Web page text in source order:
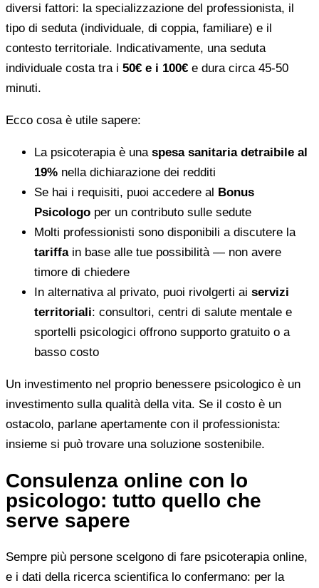
diversi fattori: la specializzazione del professionista, il
tipo di seduta (individuale, di coppia, familiare) e il
contesto territoriale. Indicativamente, una seduta
individuale costa tra i 50€ e i 100€ e dura circa 45-50
minuti.
Ecco cosa è utile sapere:
La psicoterapia è una spesa sanitaria detraibile al
19% nella dichiarazione dei redditi
Se hai i requisiti, puoi accedere al Bonus
Psicologo per un contributo sulle sedute
Molti professionisti sono disponibili a discutere la
tariffain base alle tue possibilità — non avere
timore di chiedere
In alternativa al privato, puoi rivolgerti ai servizi
territoriali: consultori, centri di salute mentale e
sportelli psicologici offrono supporto gratuito o a
basso costo
Un investimento nel proprio benessere psicologico è un
investimento sulla qualità della vita. Se il costo è un
ostacolo, parlane apertamente con il professionista:
insieme si può trovare una soluzione sostenibile.
Consulenza online con lo
psicologo: tutto quello che
serve sapere
Sempre più persone scelgono di fare psicoterapia online,
e i dati della ricerca scientifica lo confermano: per la